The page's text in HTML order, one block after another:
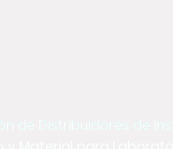
de Distribuidores de